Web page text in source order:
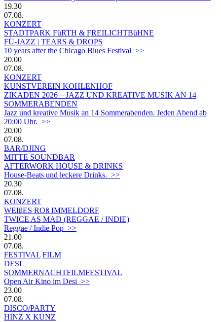
19.30
07.08.
KONZERT
STADTPARK FüRTH & FREILICHTBüHNE
FÜ-JAZZ | TEARS & DROPS
10 years after the Chicago Blues Festival >>
20.00
07.08.
KONZERT
KUNSTVEREIN KOHLENHOF
ZIKADEN 2026 – JAZZ UND KREATIVE MUSIK AN 14
SOMMERABENDEN
Jazz und kreative Musik an 14 Sommerabenden. Jeden Abend ab
20:00 Uhr. >>
20.00
07.08.
BAR/DJING
MITTE SOUNDBAR
AFTERWORK HOUSE & DRINKS
House-Beats und leckere Drinks. >>
20.30
07.08.
KONZERT
WEIßES ROß IMMELDORF
TWICE AS MAD (REGGAE / INDIE)
Reggae / Indie Pop >>
21.00
07.08.
FESTIVAL FILM
DESI
SOMMERNACHTFILMFESTIVAL
Open Air Kino im Desi >>
23.00
07.08.
DISCO/PARTY
HINZ X KUNZ